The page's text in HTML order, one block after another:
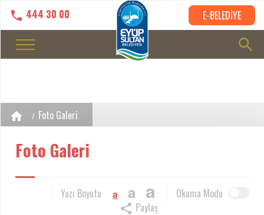
444 30 00 E-BELEDİYE
Foto Galeri
Foto Galeri
Okuma Modu
Yazı Boyutu a a a
Paylaş